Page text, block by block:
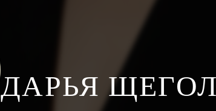
ДАРЬЯ